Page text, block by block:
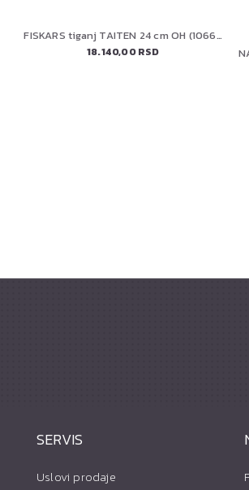
FISKARS tiganj TAITEN 24 cm OH (1066946)
18.140,00 RSD
SERVIS
Uslovi prodaje